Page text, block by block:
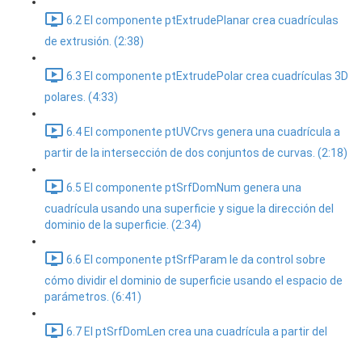
6.2 El componente ptExtrudePlanar crea cuadrículas
de extrusión. (2:38)
6.3 El componente ptExtrudePolar crea cuadrículas 3D
polares. (4:33)
6.4 El componente ptUVCrvs genera una cuadrícula a
partir de la intersección de dos conjuntos de curvas. (2:18)
6.5 El componente ptSrfDomNum genera una
cuadrícula usando una superficie y sigue la dirección del
dominio de la superficie. (2:34)
6.6 El componente ptSrfParam le da control sobre
cómo dividir el dominio de superficie usando el espacio de
parámetros. (6:41)
6.7 El ptSrfDomLen crea una cuadrícula a partir del